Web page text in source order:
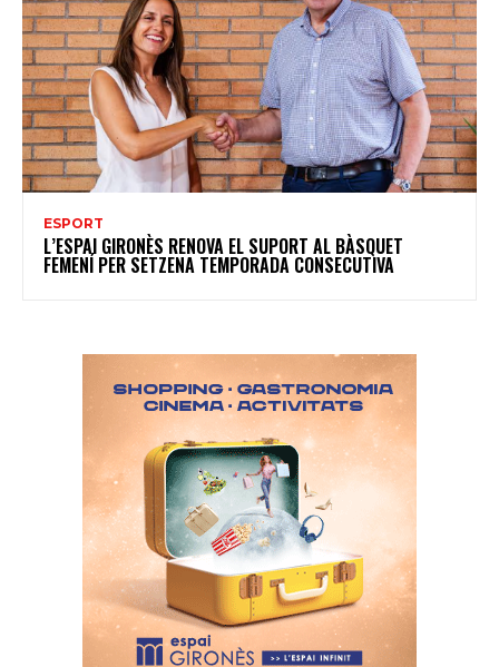
ESPORT
L’ESPAI GIRONÈS RENOVA EL SUPORT AL BÀSQUET
FEMENÍ PER SETZENA TEMPORADA CONSECUTIVA